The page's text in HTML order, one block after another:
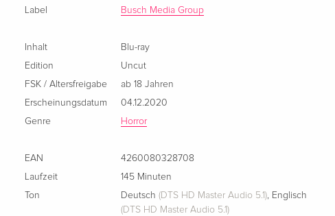
Label
Busch Media Group
Inhalt
Blu-ray
Edition
Uncut
FSK / Altersfreigabe
ab 18 Jahren
Erscheinungsdatum
04.12.2020
Genre
Horror
EAN
4260080328708
Laufzeit
145 Minuten
Ton
Deutsch (DTS HD Master Audio 5.1), Englisch
(DTS HD Master Audio 5.1)